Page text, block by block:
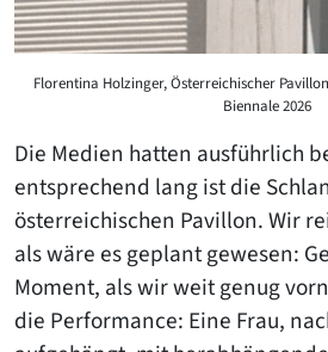
Florentina Holzinger, Österreichischer
Biennale 2026
Die Medien hatten ausführlich
entsprechend lang ist die
österreichischen Pavillon. Wir
als wäre es geplant gewesen:
Moment, als wir weit genug
die Performance: Eine Frau,